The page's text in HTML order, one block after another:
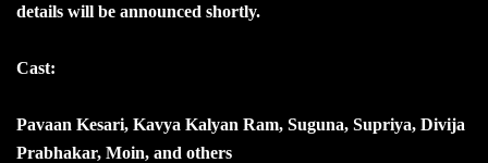
details will be announced shortly.
Cast:
Pavaan Kesari, Kavya Kalyan Ram, Suguna, Supriya, Divija
Prabhakar, Moin, and others